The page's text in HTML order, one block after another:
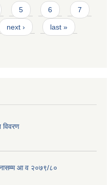
5 6 7
next › last »
विवरण
आ व २०७९/८०